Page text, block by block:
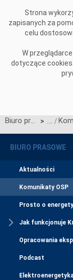
Strona
zapisanych za
celu
W
dotyczące
Biuro prasowe >
BIURO PRASOWE
Aktualności
Komunikaty OSP
Prosto o
Jak funkcjonuje
Opracowania
Podcast